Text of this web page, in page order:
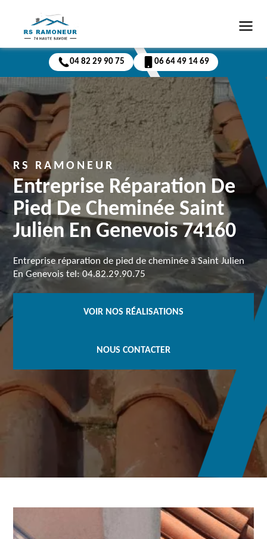
04 82 29 90 75 06 64 49 14 69
RS RAMONEUR
Entreprise Réparation De
Pied De Cheminée Saint
Julien En Genevois 74160
Entreprise réparation de pied de cheminée à Saint Julien
En Genevois tel: 04.82.29.90.75
VOIR NOS RÉALISATIONS
NOUS CONTACTER